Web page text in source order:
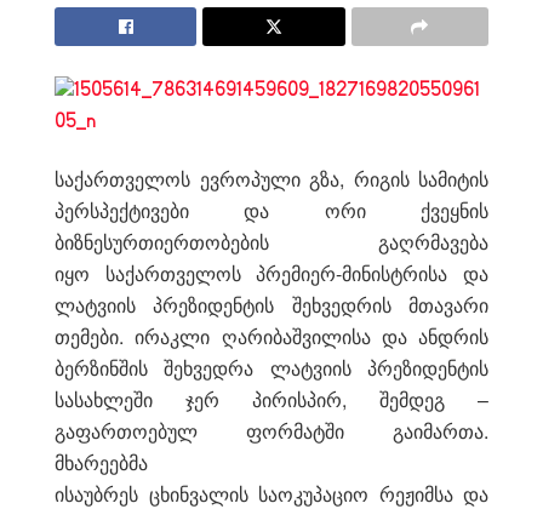
საქართველოს ევროპული გზა, რიგის სამიტის
პერსპექტივები და ორი ქვეყნის
ბიზნესურთიერთობების გაღრმავება
იყო საქართველოს პრემიერ-მინისტრისა და
ლატვიის პრეზიდენტის შეხვედრის მთავარი
თემები. ირაკლი ღარიბაშვილისა და ანდრის
ბერზინშის შეხვედრა ლატვიის პრეზიდენტის
სასახლეში ჯერ პირისპირ, შემდეგ –
გაფართოებულ ფორმატში გაიმართა.
მხარეებმა
ისაუბრეს ცხინვალის საოკუპაციო რეჟიმსა და